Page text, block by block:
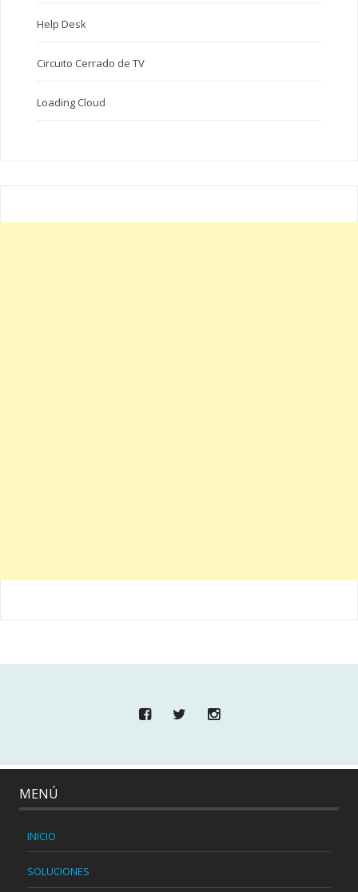
Help Desk
Circuito Cerrado de TV
Loading Cloud
MENÚ
INICIO
SOLUCIONES